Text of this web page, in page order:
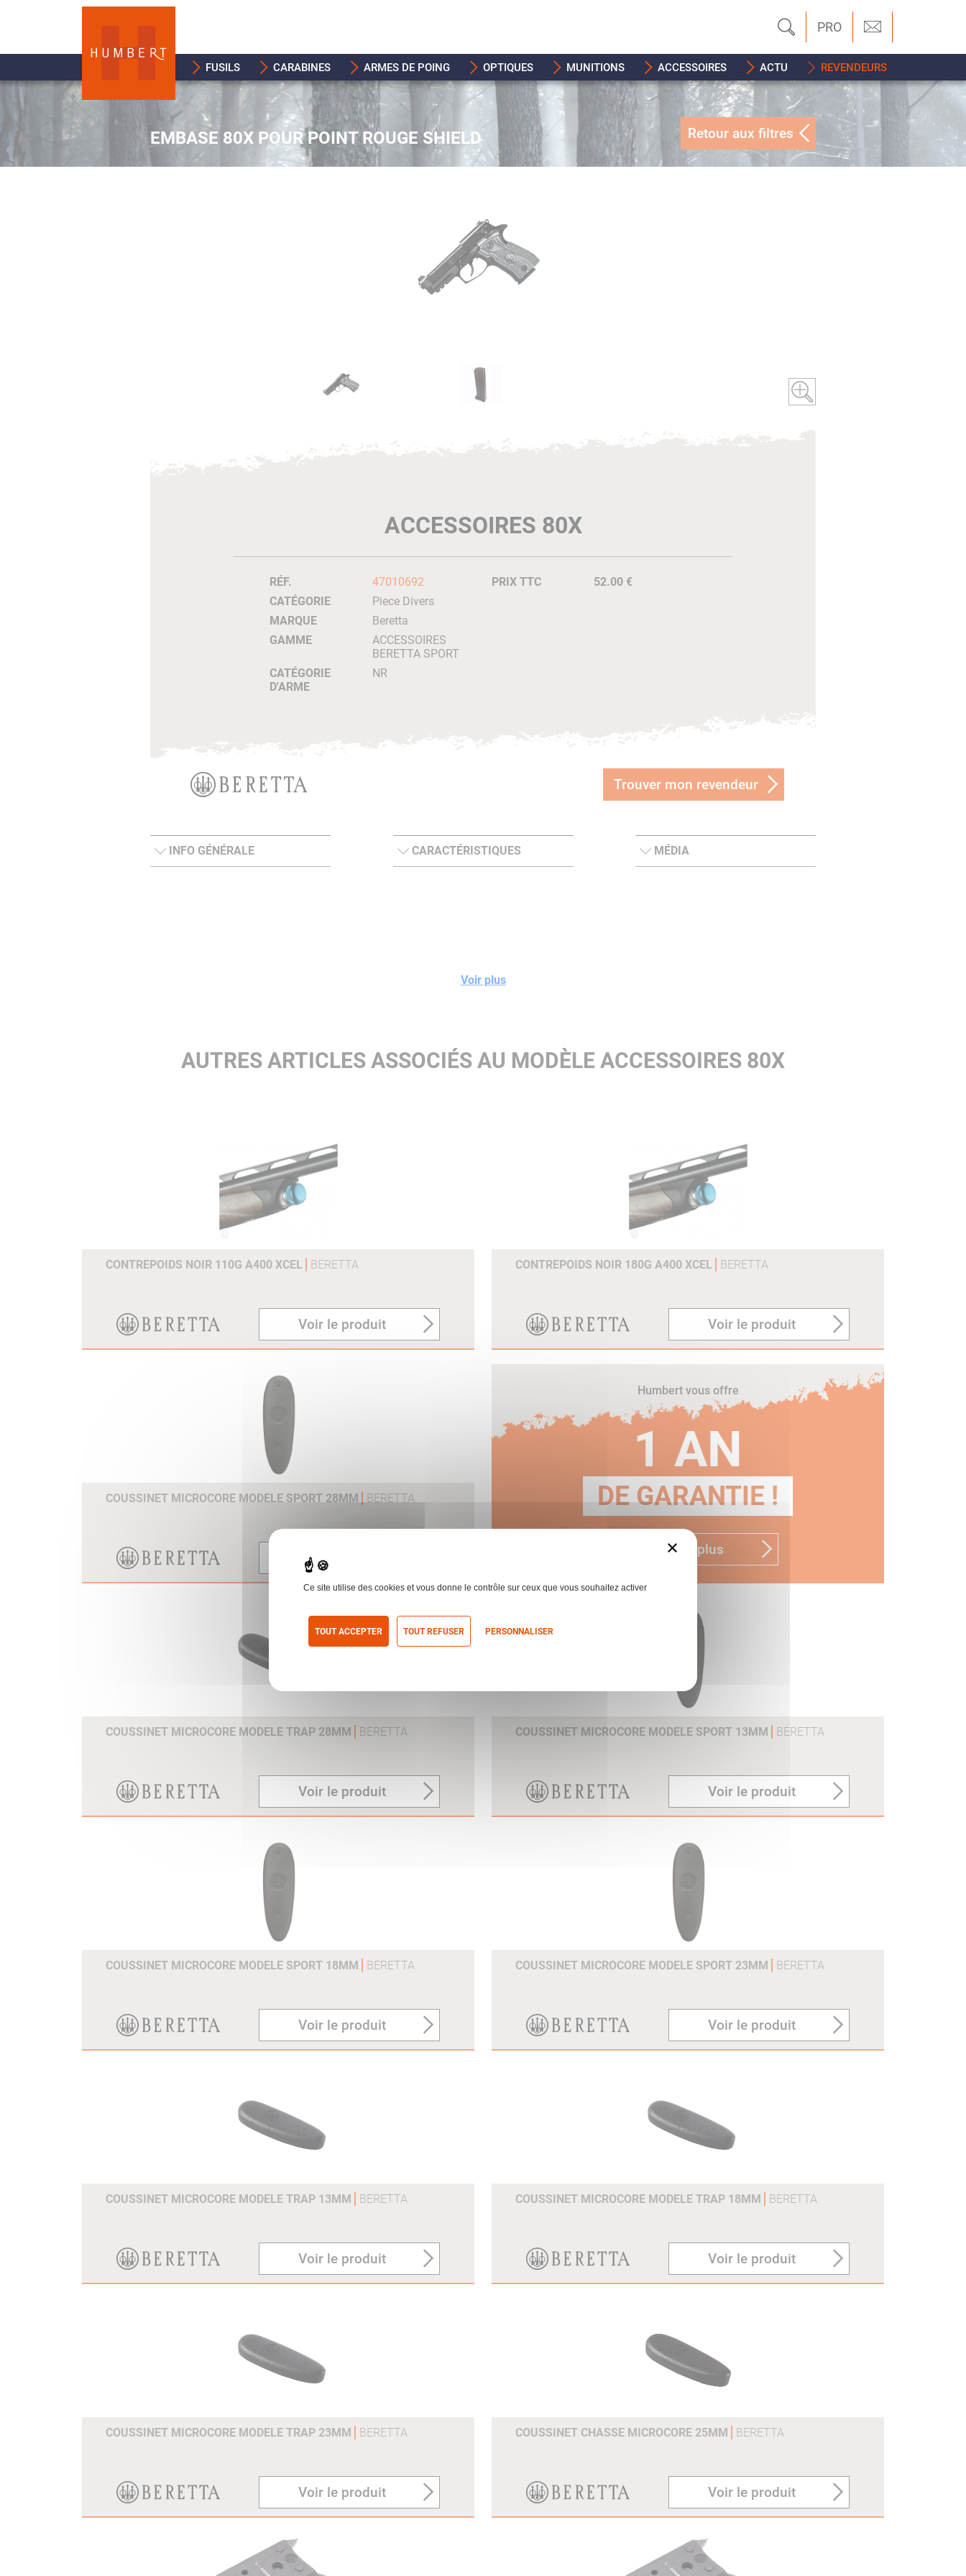
PRO
FUSILS CARABINES ARMES DE POING OPTIQUES MUNITIONS ACCESSOIRES ACTU REVENDEURS
EMBASE 80X POUR POINT ROUGE SHIELD Retour aux filtres
ACCESSOIRES 80X
RÉF.
47010692
CATÉGORIE
Piece Divers
MARQUE
Beretta
GAMME
ACCESSOIRES
BERETTA SPORT
CATÉGORIE
D'ARME
NR
PRIX TTC 52.00 €
Trouver mon revendeur
INFO GÉNÉRALE CARACTÉRISTIQUES MÉDIA
Voir plus
AUTRES ARTICLES ASSOCIÉS AU MODÈLE ACCESSOIRES 80X
CONTREPOIDS NOIR 110G A400 XCEL BERETTA
Voir le produit
CONTREPOIDS NOIR 180G A400 XCEL BERETTA
Voir le produit
COUSSINET MICROCORE MODELE SPORT 28MM BERETTA
Voir le produit
Humbert vous offre
1 AN
DE GARANTIE !
En savoir plus
COUSSINET MICROCORE MODELE TRAP 28MM BERETTA
Voir le produit
COUSSINET MICROCORE MODELE SPORT 13MM BERETTA
Voir le produit
COUSSINET MICROCORE MODELE SPORT 18MM BERETTA
Voir le produit
COUSSINET MICROCORE MODELE SPORT 23MM BERETTA
Voir le produit
COUSSINET MICROCORE MODELE TRAP 13MM BERETTA
Voir le produit
COUSSINET MICROCORE MODELE TRAP 18MM BERETTA
Voir le produit
COUSSINET MICROCORE MODELE TRAP 23MM BERETTA
Voir le produit
COUSSINET CHASSE MICROCORE 25MM BERETTA
Voir le produit
×
Ce site utilise des cookies et vous donne le contrôle sur ceux que vous souhaitez activer
TOUT ACCEPTER TOUT REFUSER PERSONNALISER